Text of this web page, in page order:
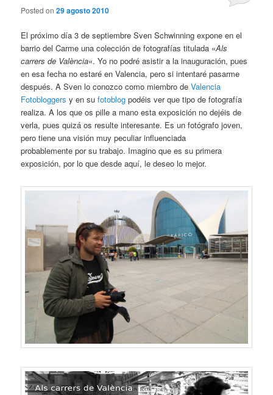
Posted on29 agosto 2010
El próximo día 3 de septiembre Sven Schwinning expone en el
barrio del Carme una colección de fotografías titulada «Als
carrers de València«. Yo no podré asistir a la inauguración, pues
en esa fecha no estaré en Valencia, pero si intentaré pasarme
después. A Sven lo conozco como miembro deValencia
Fotobloggers y en sufotoblog podéis ver que tipo de fotografía
realiza. A los que os pille a mano esta exposición no dejéis de
verla, pues quizá os resulte interesante. Es un fotógrafo joven,
pero tiene una visión muy peculiar influenciada
probablemente por su trabajo. Imagino que es su primera
exposición, por lo que desde aquí, le deseo lo mejor.